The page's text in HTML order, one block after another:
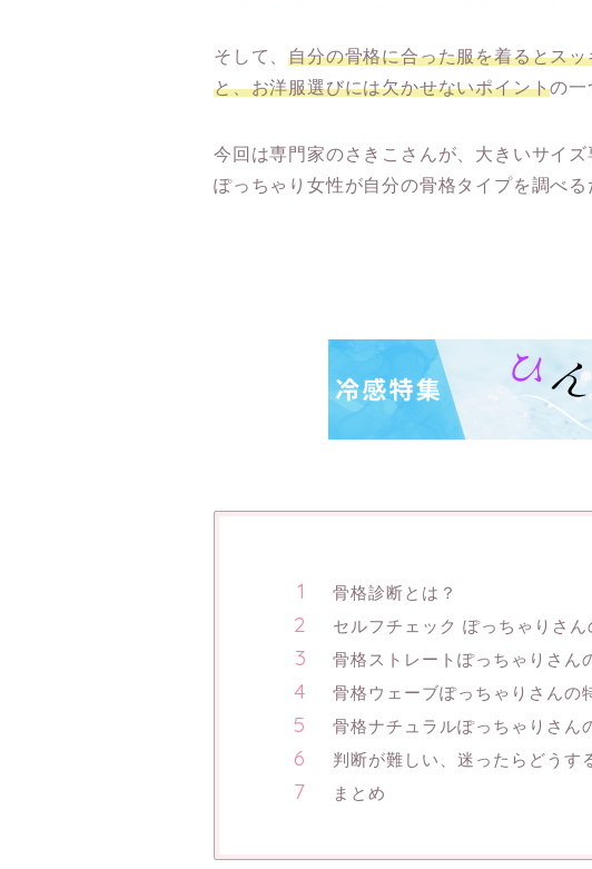
そして、自分の骨格に合った服を着るとス
と、お洋服選びには欠かせないポイントの一
今回は専門家のさきこさんが、大きいサイ
ぽっちゃり女性が自分の骨格タイプを調べ
骨格診断とは？
セルフチェック ぽっちゃりさ
骨格ストレートぽっちゃりさん
骨格ウェーブぽっちゃりさんの
骨格ナチュラルぽっちゃりさん
判断が難しい、迷ったらどうす
まとめ